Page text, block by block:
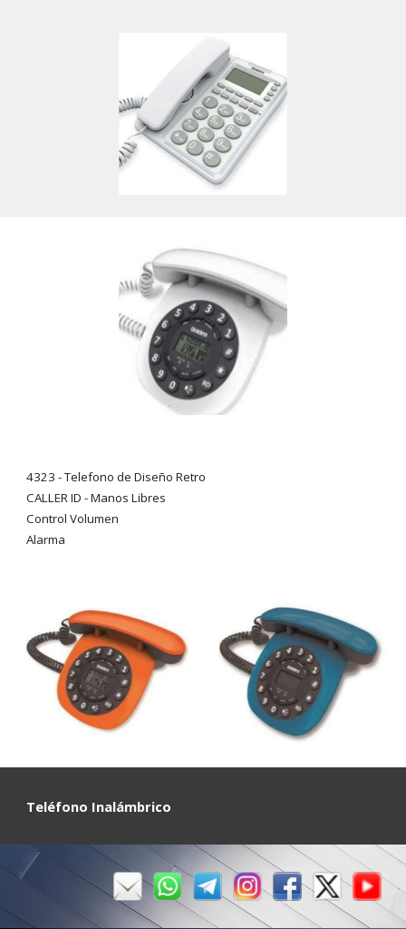
4323 - Telefono de Diseño Retro
CALLER ID - Manos Libres
Control Volumen
Alarma
Teléfono Inalámbrico